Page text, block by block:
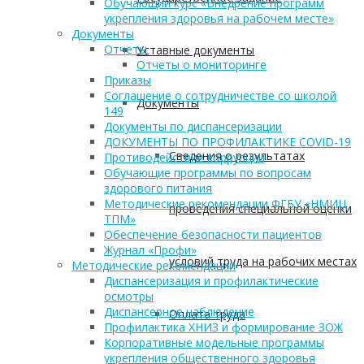
Уставные документы
Документы
Сведения о результатах
проведения специальной оценки
условий труда на рабочих местах
Оплата труда
укрепления здоровья на рабочем месте»
Документы
Отчеты
Отчеты о мониторинге
Приказы
Соглашение о сотрудничестве со школой
149
Документы по диспансеризации
ДОКУМЕНТЫ ПО ПРОФИЛАКТИКЕ COVID-19
Противодействие коррупции
Обучающие программы по вопросам
здорового питания
Методические рекомендации ФГБУ «НМИЦ
ТПМ»
Обеспечение безопасности пациентов
Журнал «Профи»
Методические рекомендации
Диспансеризация и профилактические
осмотры
Диспансерное наблюдение
Профилактика ХНИЗ и формирование ЗОЖ
Корпоративные модельные программы
укрепления общественного здоровья